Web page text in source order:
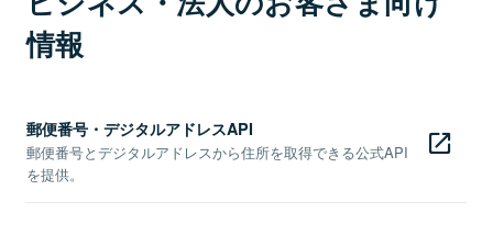
情報
郵便番号・デジタルアドレスAPI
郵便番号とデジタルアドレスから住所を取得できる公式API
を提供。